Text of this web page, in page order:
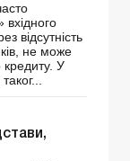
вхідного
відсутність
не може
кредиту. У